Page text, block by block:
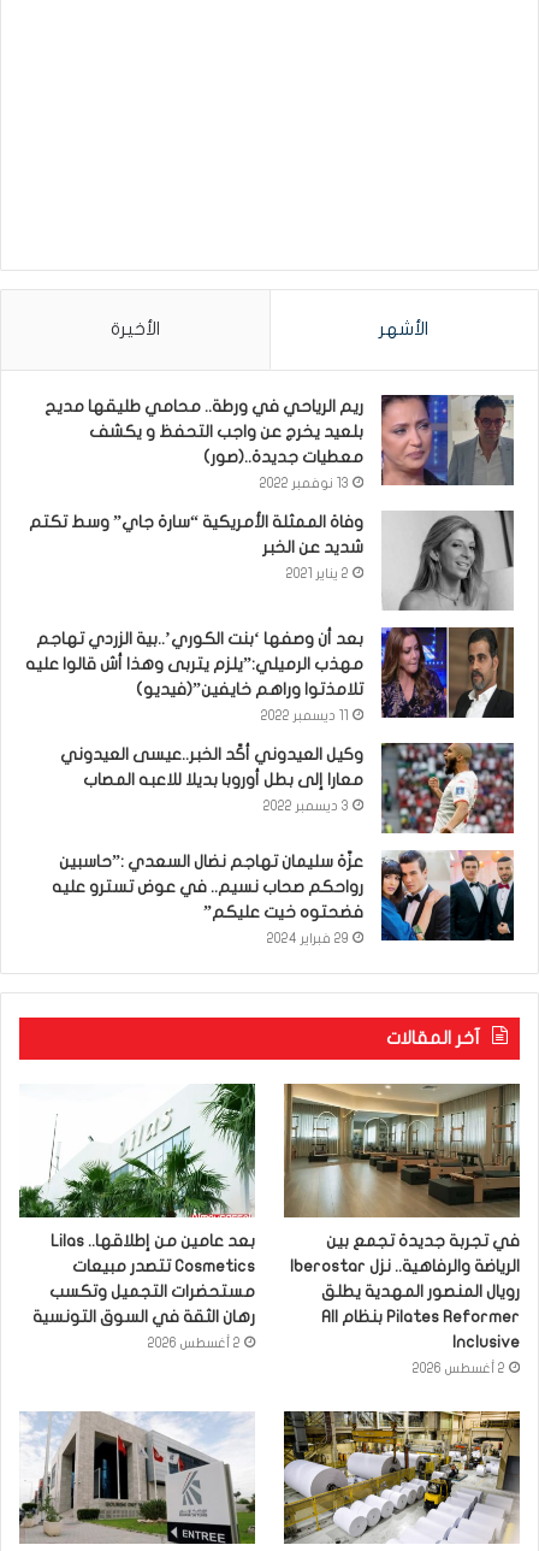
الأشهر الأخيرة
ريم الرياحي في ورطة.. محامي طليقها مديح
بلعيد يخرج عن واجب التحفظ و يكشف
معطيات جديدة..(صور)
13 نوفمبر 2022
وفاة الممثلة الأمريكية “سارة جاي” وسط تكتم
شديد عن الخبر
2 يناير 2021
بعد أن وصفها ‘بنت الكوري’..بية الزردي تهاجم
مهذب الرميلي:”يلزم يتربى وهذا أش قالوا عليه
تلامذتوا وراهم خايفين”(فيديو)
وكيل العيدوني أكّد الخبر..عيسى العيدوني
معارا إلى بطل أوروبا بديلا للاعبه المصاب
3 ديسمبر 2022
عزّة سليمان تهاجم نضال السعدي :”حاسبين
رواحكم صحاب نسيم.. في عوض تسترو عليه
فضحتوه خيت عليكم”
29 فبراير 2024
آخر المقالات
في تجربة جديدة تجمع بين
رويال المنصور المهدية يطلق
Pilates Reformer بنظام All
Inclusive
2 أغسطس 2026
بعد عامين من إطلاقها.. Lilas
Cosmetics تتصدر مبيعات
مستحضرات التجميل وتكسب
رهان الثقة في السوق التونسية
2 أغسطس 2026